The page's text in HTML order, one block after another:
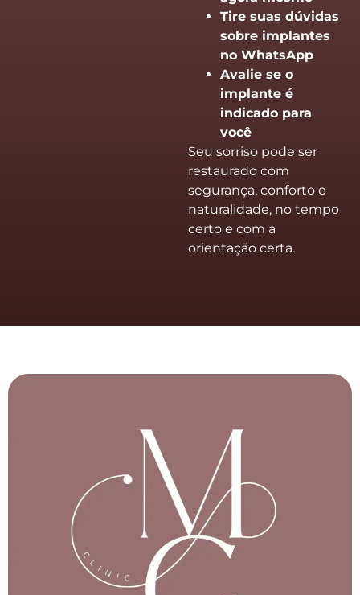
Tire suas dúvidas
sobre implantes
no WhatsApp
Avalie se o
implante é
indicado para
você
Seu sorriso pode ser
restaurado com
segurança, conforto e
naturalidade, no tempo
certo e com a
orientação certa.